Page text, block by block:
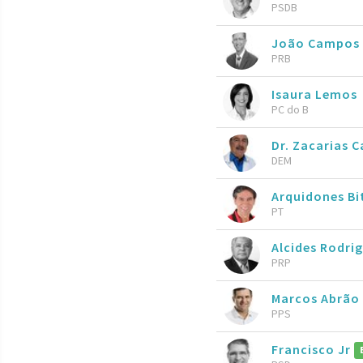
PSDB
João Campos
PRB
Isaura Lemos
PC do B
Dr. Zacarias
DEM
Arquidones
PT
Alcides
PRP
Marcos Abrão
PPS
Francisco Jr